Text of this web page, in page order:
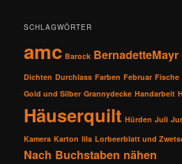
SCHLAGWÖRTER
amc Barock BernadetteMayr
Dichten Durchlass Farben Februar Fische
Gold und Silber Grannydecke Handarbeit
Häuserquilt Hürden Juli
Kamera Karton lila Lorbeerblatt und
Nach Buchstaben nähen